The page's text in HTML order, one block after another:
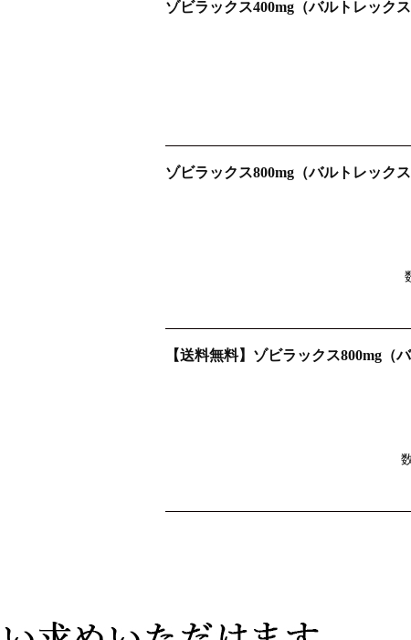
ゾビラックス400mg（バルトレック
ゾビラックス800mg（バルトレック
【送料無料】ゾビラックス800mg（